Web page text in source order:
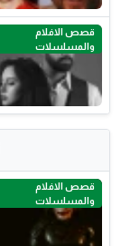
قصص الافلام
والمسلسلات
قصص الافلام
والمسلسلات